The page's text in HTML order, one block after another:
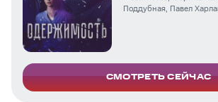
Поддубная, Павел
СМОТРЕТЬ СЕЙЧАС